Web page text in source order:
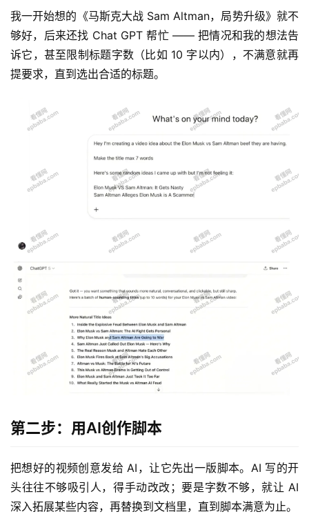
运
营
我一开始想的《马斯克大战 Sam Altman，局势升级》就不
够好，后来还找 Chat GPT 帮忙 —— 把情况和我的想法告
诉它，甚至限制标题字数（比如 10 字以内），不满意就再
提要求，直到选出合适的标题。
第二步：用AI创作脚本
把想好的视频创意发给 AI，让它先出一版脚本。AI 写的开
头往往不够吸引人，得手动改改；要是字数不够，就让 AI
深入拓展某些内容，再替换到文档里，直到脚本满意为止。